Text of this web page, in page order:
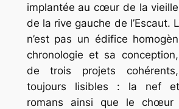
implantée au cœur de la
de la rive gauche de l’Escaut.
n’est pas un édifice
chronologie et sa
de trois projets
toujours lisibles : la nef
romans ainsi que le chœur